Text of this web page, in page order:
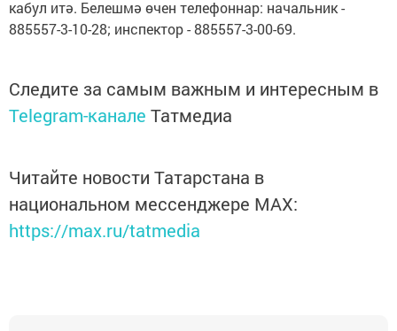
кабул итә. Белешмә өчен телефоннар: начальник -
885557-3-10-28; инспектор - 885557-3-00-69.
Следите за самым важным и интересным в
Telegram-канале Татмедиа
Читайте новости Татарстана в
национальном мессенджере MАХ:
https://max.ru/tatmedia